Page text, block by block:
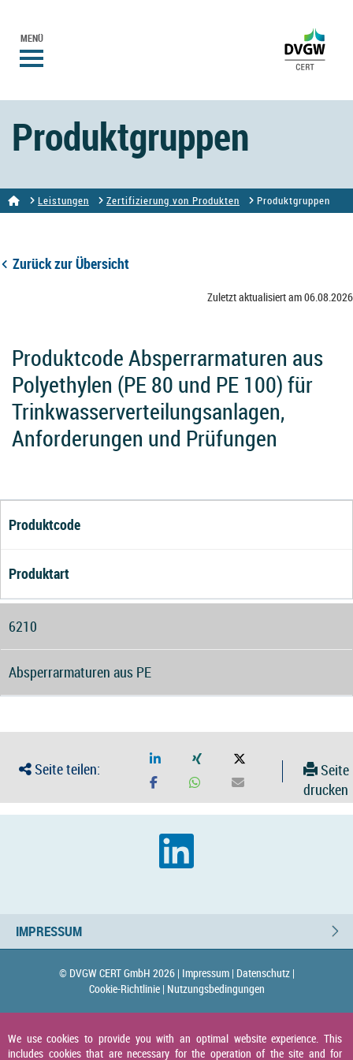
MENÜ
Produktgruppen
Leistungen Zertifizierung von Produkten Produktgruppen
Zurück zur Übersicht
Zuletzt aktualisiert am 06.08.2026
Produktcode Absperrarmaturen aus
Polyethylen (PE 80 und PE 100) für
Trinkwasserverteilungsanlagen,
Anforderungen und Prüfungen
Produktcode
Produktart
6210
Absperrarmaturen aus PE
Seite teilen:
Seite
drucken
IMPRESSUM
© DVGW CERT GmbH 2026 | Impressum | Datenschutz |
Cookie-Richtlinie | Nutzungsbedingungen
We use cookies to provide you with an optimal website experience. This
includes cookies that are necessary for the operation of the site and for